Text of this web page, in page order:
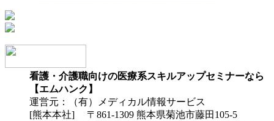
看護・介護職向けの医療系スキルアップセミナーなら
【エムハンク】
運営元：（有）メディカル情報サービス
[熊本本社] 〒861-1309 熊本県菊池市藤田105-5